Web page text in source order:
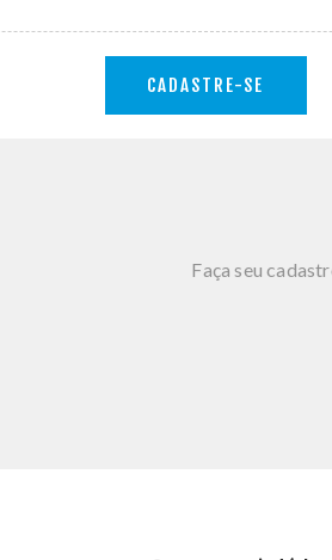
CADASTRE-SE
Faça seu